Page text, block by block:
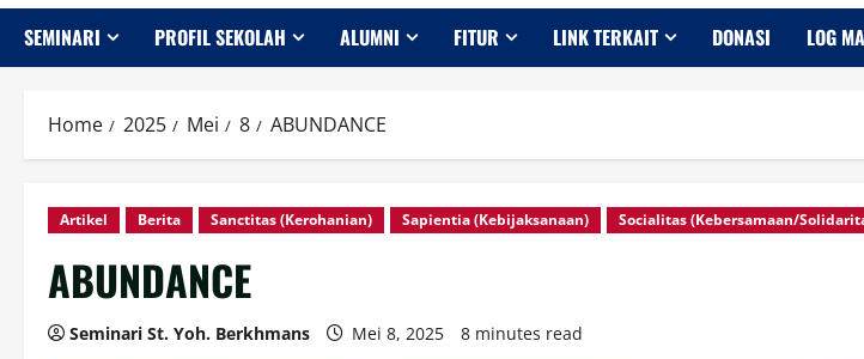
SEMINARI PROFIL SEKOLAH ALUMNI FITUR LINK TERKAIT DONASI LOG
Home 2025 Mei 8 ABUNDANCE
Artikel Berita Sanctitas (Kerohanian) Sapientia (Kebijaksanaan) Socialitas (Kebersamaan/
ABUNDANCE
Seminari St. Yoh. Berkhmans Mei 8, 2025 8 minutes read